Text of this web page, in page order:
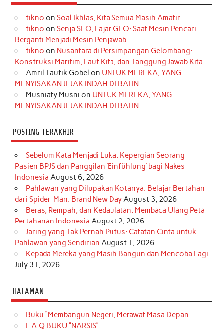
e
b
o
k
t
a
r
a
m
T
o
k
t
e
e
s
t
k
e
d
I
n
t
t
r
T
u
e
tikno on Soal Ikhlas, Kita Semua Masih Amatir
tikno on Senja SEO, Fajar GEO: Saat Mesin Pencari
Berganti Menjadi Mesin Penjawab
tikno on Nusantara di Persimpangan Gelombang:
Konstruksi Maritim, Laut Kita, dan Tanggung Jawab Kita
Amril Taufik Gobel on UNTUK MEREKA, YANG
MENYISAKAN JEJAK INDAH DI BATIN
Musniaty Musni on UNTUK MEREKA, YANG
MENYISAKAN JEJAK INDAH DI BATIN
POSTING TERAKHIR
Sebelum Kata Menjadi Luka: Kepergian Seorang
Pasien BPJS dan Panggilan ‘Einfühlung’ bagi Nakes
Indonesia August 6, 2026
Pahlawan yang Dilupakan Kotanya: Belajar Bertahan
dari Spider-Man: Brand New DayAugust 3, 2026
Beras, Rempah, dan Kedaulatan: Membaca Ulang Peta
Pertahanan Indonesia August 2, 2026
Jaring yang Tak Pernah Putus: Catatan Cinta untuk
Pahlawan yang Sendirian August 1, 2026
Kepada Mereka yang Masih Bangun dan Mencoba Lagi
July 31, 2026
HALAMAN
Buku “Membangun Negeri, Merawat Masa Depan
F.A.Q BUKU “NARSIS”